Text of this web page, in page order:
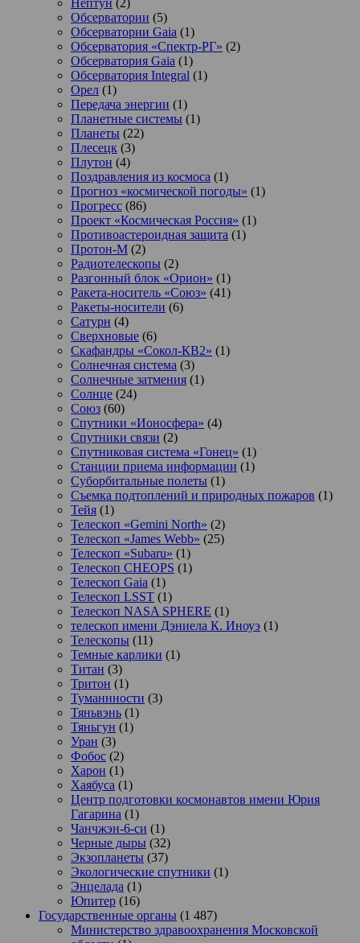
Обсерватории (5)
Обсерватории Gaia (1)
Обсерватория «Спектр-РГ» (2)
Обсерватория Gaia (1)
Обсерватория Integral (1)
Орел (1)
Передача энергии (1)
Планетные системы (1)
Планеты (22)
Плесецк (3)
Плутон (4)
Поздравления из космоса (1)
Прогноз «космической погоды» (1)
Прогресс (86)
Проект «Космическая Россия» (1)
Противоастероидная защита (1)
Протон-М (2)
Радиотелескопы (2)
Разгонный блок «Орион» (1)
Ракета-носитель «Союз» (41)
Ракеты-носители (6)
Сатурн (4)
Сверхновые (6)
Скафандры «Сокол-КВ2» (1)
Солнечная система (3)
Солнечные затмения (1)
Солнце (24)
Союз (60)
Спутники «Ионосфера» (4)
Спутники связи (2)
Спутниковая система «Гонец» (1)
Станции приема информации (1)
Суборбитальные полеты (1)
Съемка подтоплений и природных пожаров (1)
Тейя (1)
Телескоп «Gemini North» (2)
Телескоп «James Webb» (25)
Телескоп «Subaru» (1)
Телескоп CHEOPS (1)
Телескоп Gaia (1)
Телескоп LSST (1)
Телескоп NASA SPHERE (1)
телескоп имени Дэниела К. Иноуэ (1)
Телескопы (11)
Темные карлики (1)
Титан (3)
Тритон (1)
Туманнности (3)
Тяньвэнь (1)
Тяньгун (1)
Уран (3)
Фобос (2)
Харон (1)
Хаябуса (1)
Центр подготовки космонавтов имени Юрия
Гагарина (1)
Чанчжэн-6-си (1)
Черные дыры (32)
Экзопланеты (37)
Экологические спутники (1)
Энцелада (1)
Юпитер (16)
Государственные органы (1 487)
Министерство здравоохранения Московской